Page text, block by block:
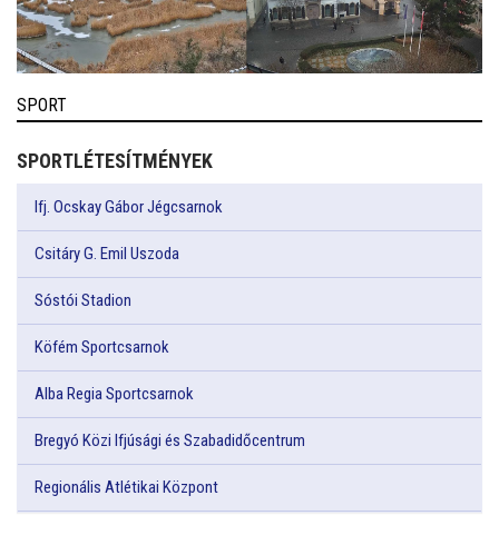
SPORT
SPORTLÉTESÍTMÉNYEK
Ifj. Ocskay Gábor Jégcsarnok
Csitáry G. Emil Uszoda
Sóstói Stadion
Köfém Sportcsarnok
Alba Regia Sportcsarnok
Bregyó Közi Ifjúsági és Szabadidőcentrum
Regionális Atlétikai Központ